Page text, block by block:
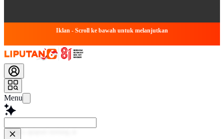
Iklan - Scroll ke bawah untuk melanjutkan
Menu
Baca